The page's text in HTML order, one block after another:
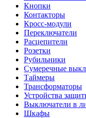
Кнопки
Контакторы
Кросс-модули
Переключатели
Расцепители
Розетки
Рубильники
Сумеречные
Таймеры
Трансформаторы
Устройства
Выключатели в
Шкафы